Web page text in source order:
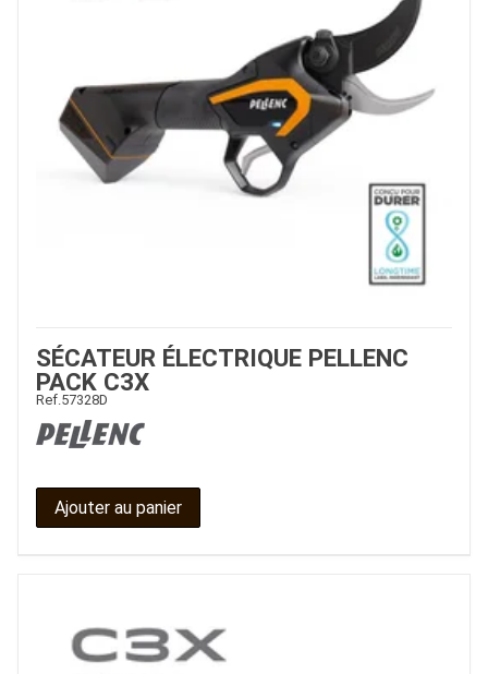
SÉCATEUR ÉLECTRIQUE PELLENC
PACK C3X
Ref. 57328D
Ajouter au panier